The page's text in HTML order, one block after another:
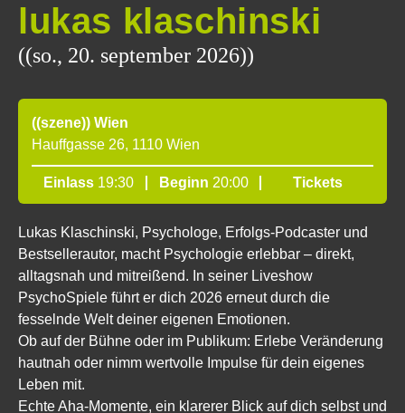
lukas klaschinski
((so., 20. september 2026))
((szene)) Wien
Hauffgasse 26, 1110 Wien
Einlass 19:30 Beginn 20:00 Tickets
Lukas Klaschinski, Psychologe, Erfolgs-Podcaster und
Bestsellerautor, macht Psychologie erlebbar – direkt,
alltagsnah und mitreißend. In seiner Liveshow
PsychoSpiele führt er dich 2026 erneut durch die
fesselnde Welt deiner eigenen Emotionen.
Ob auf der Bühne oder im Publikum: Erlebe Veränderung
hautnah oder nimm wertvolle Impulse für dein eigenes
Leben mit.
Echte Aha-Momente, ein klarerer Blick auf dich selbst und